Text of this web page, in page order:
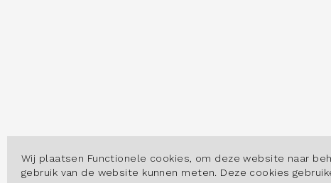
Wij plaatsen Functionele cookies, om deze website naar
gebruik van de website kunnen meten. Deze cookies